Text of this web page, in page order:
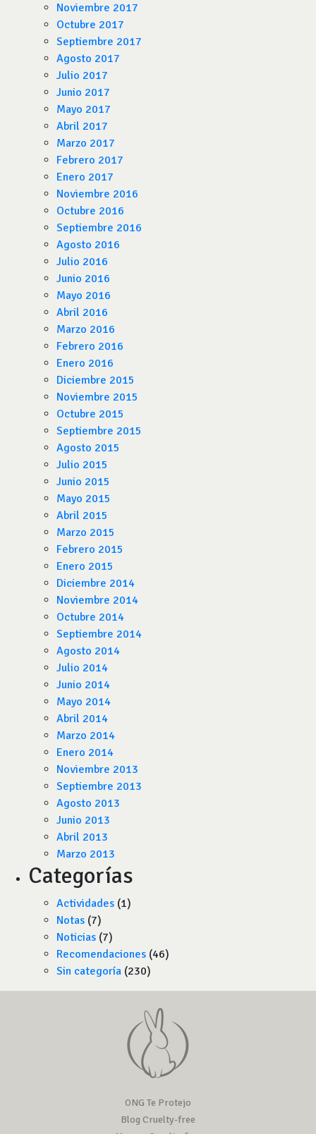
Noviembre 2017
Octubre 2017
Septiembre 2017
Agosto 2017
Julio 2017
Junio 2017
Mayo 2017
Abril 2017
Marzo 2017
Febrero 2017
Enero 2017
Noviembre 2016
Octubre 2016
Septiembre 2016
Agosto 2016
Julio 2016
Junio 2016
Mayo 2016
Abril 2016
Marzo 2016
Febrero 2016
Enero 2016
Diciembre 2015
Noviembre 2015
Octubre 2015
Septiembre 2015
Agosto 2015
Julio 2015
Junio 2015
Mayo 2015
Abril 2015
Marzo 2015
Febrero 2015
Enero 2015
Diciembre 2014
Noviembre 2014
Octubre 2014
Septiembre 2014
Agosto 2014
Julio 2014
Junio 2014
Mayo 2014
Abril 2014
Marzo 2014
Enero 2014
Noviembre 2013
Septiembre 2013
Agosto 2013
Junio 2013
Abril 2013
Marzo 2013
Categorías
Actividades (1)
Notas (7)
Noticias (7)
Recomendaciones (46)
Sin categoría (230)
ONG Te Protejo
Blog Cruelty-free